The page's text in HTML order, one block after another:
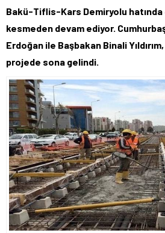
Duruyor
Bakü-Tiflis-Kars Demiryolu hatında
kesmeden devam ediyor.
Erdoğan ile Başbakan Binali
projede sona gelindi.